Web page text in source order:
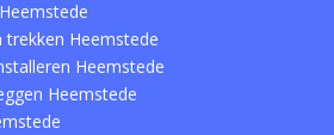
Heemstede
Heemstede
Heemstede